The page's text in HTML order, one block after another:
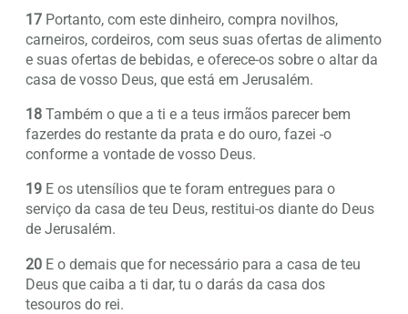
17 Portanto, com este dinheiro, compra novilhos,
carneiros, cordeiros, com seus suas ofertas de alimento
e suas ofertas de bebidas, e oferece-os sobre o altar da
casa de vosso Deus, que está em Jerusalém.
18 Também o que a ti e a teus irmãos parecer bem
fazerdes do restante da prata e do ouro, fazei -o
conforme a vontade de vosso Deus.
19 E os utensílios que te foram entregues para o
serviço da casa de teu Deus, restitui-os diante do Deus
de Jerusalém.
20 E o demais que for necessário para a casa de teu
Deus que caiba a ti dar, tu o darás da casa dos
tesouros do rei.